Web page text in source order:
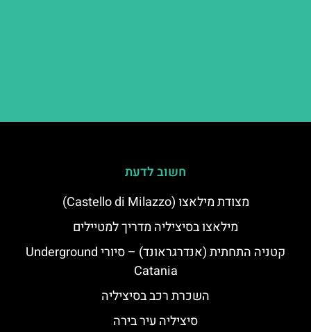
חשוב לדעת
מצודת מילאצו (Castello di Milazzo)
מילאצו בסיציליה מדריך למטיילים
קטניה התחתית (אנדרגראונד) – סיורי Underground
Catania
השכרת רכב בסיציליה
סיציליה עיר בירה